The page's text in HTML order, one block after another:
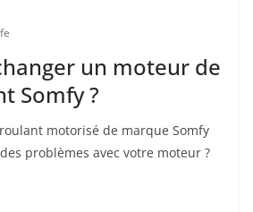
un moteur de
Somfy ?
motorisé de marque Somfy
problèmes avec votre moteur ?